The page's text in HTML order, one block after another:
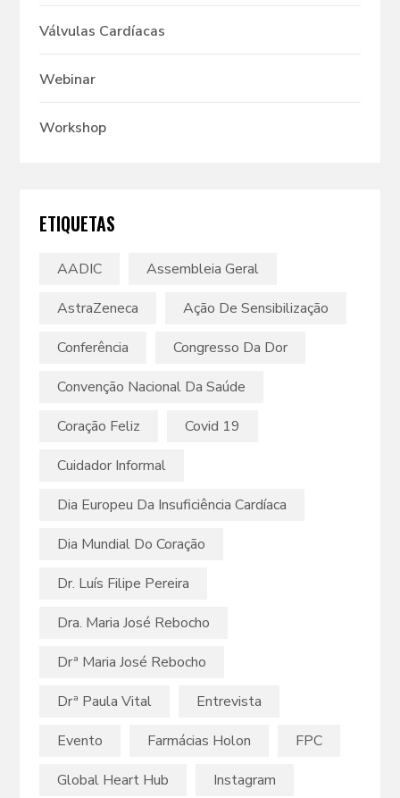
Válvulas Cardíacas
Webinar
Workshop
ETIQUETAS
AADIC
Assembleia Geral
AstraZeneca
Ação De Sensibilização
Conferência
Congresso Da Dor
Convenção Nacional Da Saúde
Coração Feliz
Covid 19
Cuidador Informal
Dia Europeu Da Insuficiência Cardíaca
Dia Mundial Do Coração
Dr. Luís Filipe Pereira
Dra. Maria José Rebocho
Drª Maria José Rebocho
Drª Paula Vital
Entrevista
Evento
Farmácias Holon
FPC
Global Heart Hub
Instagram